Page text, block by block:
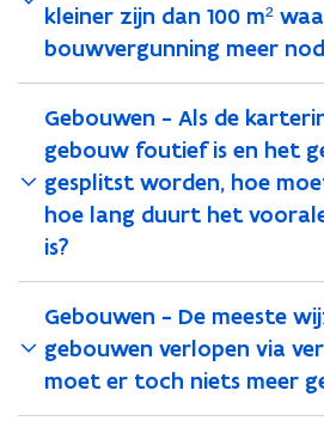
kleiner zijn dan 100 m²
bouwvergunning meer
Gebouwen - Als de
gebouw foutief is en het
gesplitst worden, hoe
hoe lang duurt het
is?
Gebouwen - De meeste
gebouwen verlopen via
moet er toch niets meer